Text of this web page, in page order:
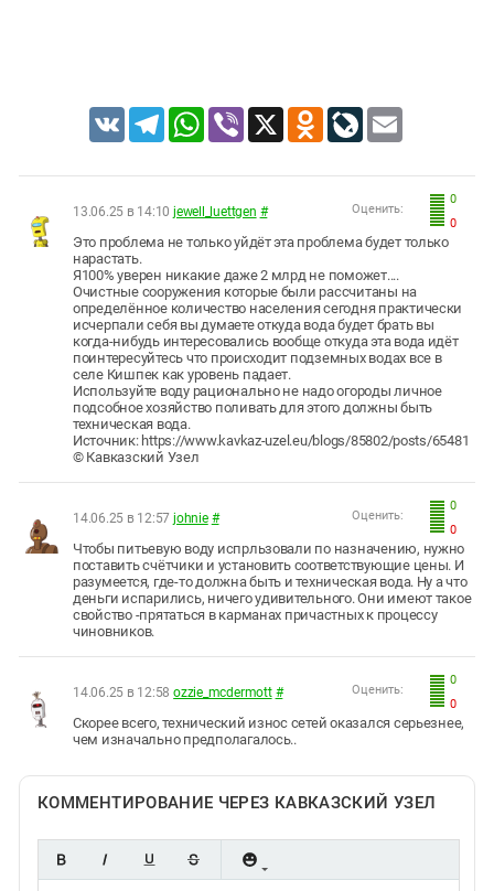
VK TelegramWhatsApp
Viber X Odnoklassniki
LiveJournal
Email
0
0
Оценить:
13.06.25 в 14:10 jewell_luettgen #
Это проблема не только уйдёт эта проблема будет только
нарастать.
Я100% уверен никакие даже 2 млрд не поможет....
Очистные сооружения которые были рассчитаны на
определённое количество населения сегодня практически
исчерпали себя вы думаете откуда вода будет брать вы
когда-нибудь интересовались вообще откуда эта вода идёт
поинтересуйтесь что происходит подземных водах все в
селе Кишпек как уровень падает.
Используйте воду рационально не надо огороды личное
подсобное хозяйство поливать для этого должны быть
техническая вода.
Источник: https://www.kavkaz-uzel.eu/blogs/85802/posts/65481
© Кавказский Узел
0
0
Оценить:
14.06.25 в 12:57 johnie #
Чтобы питьевую воду испрльзовали по назначению, нужно
поставить счётчики и установить соответствующие цены. И
разумеется, где-то должна быть и техническая вода. Ну а что
деньги испарились, ничего удивительного. Они имеют такое
свойство -прятаться в карманах причастных к процессу
чиновников.
0
0
Оценить:
14.06.25 в 12:58 ozzie_mcdermott #
Скорее всего, технический износ сетей оказался серьезнее,
чем изначально предполагалось..
КОММЕНТИРОВАНИЕ ЧЕРЕЗ КАВКАЗСКИЙ УЗЕЛ